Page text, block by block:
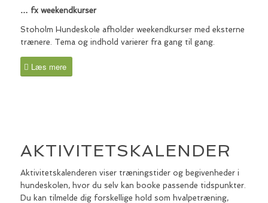
… fx weekendkurser
Stoholm Hundeskole afholder weekendkurser med eksterne
trænere. Tema og indhold varierer fra gang til gang.
Læs mere
&
Mål
&
Hvornår
AKTIVITETSKALENDER
Aktivitetskalenderen viser træningstider og begivenheder i
hundeskolen, hvor du selv kan booke passende tidspunkter.
Du kan tilmelde dig forskellige hold som hvalpetræning,